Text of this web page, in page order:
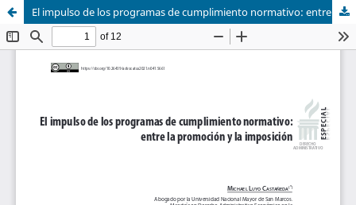
El impulso de los programas de cumplimiento normativo: entre la promoción y la imposición